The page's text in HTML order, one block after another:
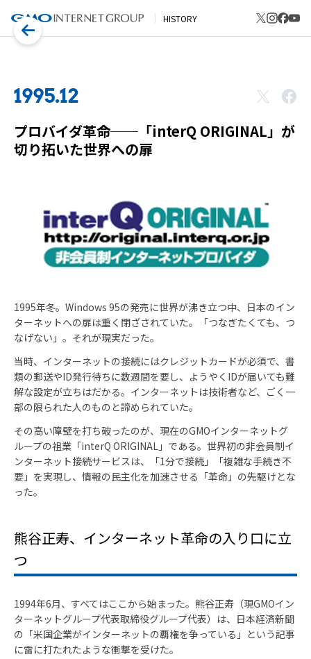
HISTORY
1995.12
プロバイダ革命──「interQ ORIGINAL」が
切り拓いた世界への扉
1995年冬。Windows 95の発売に世界が沸き立つ中、日本のイン
ターネットへの扉は重く閉ざされていた。「つなぎたくても、つ
なげない」。それが現実だった。
当時、インターネットの接続にはクレジットカードが必須で、書
類の郵送やID発行待ちに数週間を要し、ようやくIDが届いても難
解な設定が立ちはだかる。インターネットは技術者など、ごく一
部の限られた人のものと諦められていた。
その高い障壁を打ち破ったのが、現在のGMOインターネットグ
ループの祖業「interQ ORIGINAL」である。世界初の非会員制イ
ンターネット接続サービスは、「1分で接続」「複雑な手続き不
要」を実現し、情報の民主化を加速させる「革命」の先駆けとな
った。
熊谷正寿、インターネット革命の入り口に立
つ
1994年6月、すべてはここから始まった。熊谷正寿（現GMOイン
ターネットグループ代表取締役グループ代表）は、日本経済新聞
の「米国企業がインターネットの覇権を争っている」という記事
に雷に打たれたような衝撃を受けた。